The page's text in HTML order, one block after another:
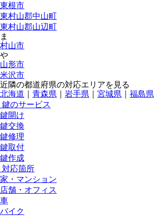
東根市
東村山郡中山町
東村山郡山辺町
ま
村山市
や
山形市
米沢市
近隣の都道府県の対応エリアを見る
北海道
青森県 岩手県 宮城県 福島県
鍵のサービス
鍵開け
鍵交換
鍵修理
鍵取付
鍵作成
対応箇所
家・マンション
店舗・オフィス
車
バイク